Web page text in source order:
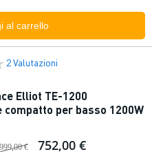
al carrello
2 Valutazioni
Elliot TE-1200
per basso 1200W
999,00 € 752,00 €